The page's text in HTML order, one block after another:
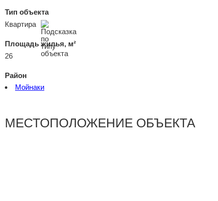
Тип объекта
Квартира
Площадь жилья, м²
26
Район
Мойнаки
МЕСТОПОЛОЖЕНИЕ ОБЪЕКТА